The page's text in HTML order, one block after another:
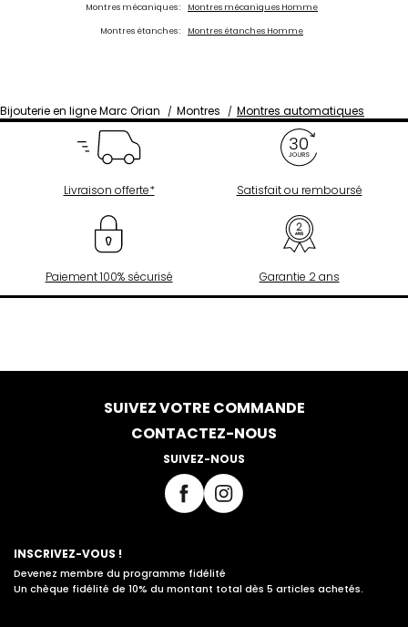
Montres mécaniques : Montres mécaniques Homme
Montres étanches : Montres étanches Homme
Bijouterie en ligne Marc Orian Montres Montres automatiques
Livraison offerte* Satisfait ou remboursé
Paiement 100% sécurisé Garantie 2 ans
SUIVEZ VOTRE COMMANDE
CONTACTEZ-NOUS
SUIVEZ-NOUS
INSCRIVEZ-VOUS !
Devenez membre du programme fidélité
Un chèque fidélité de 10% du montant total dès 5 articles achetés.